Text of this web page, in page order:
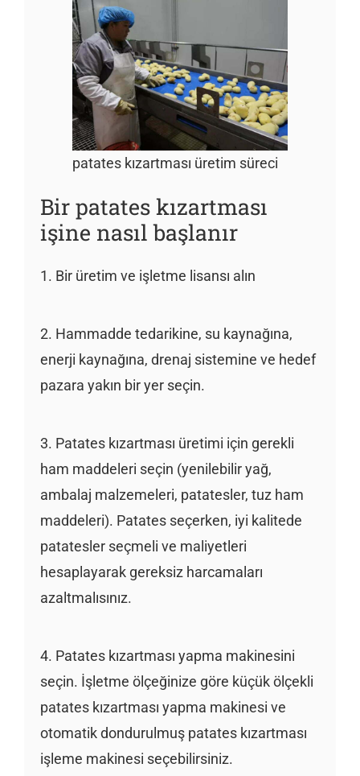
patates kızartması üretim süreci
Bir patates kızartması
işine nasıl başlanır
1. Bir üretim ve işletme lisansı alın
2. Hammadde tedarikine, su kaynağına,
enerji kaynağına, drenaj sistemine ve hedef
pazara yakın bir yer seçin.
3. Patates kızartması üretimi için gerekli
ham maddeleri seçin (yenilebilir yağ,
ambalaj malzemeleri, patatesler, tuz ham
maddeleri). Patates seçerken, iyi kalitede
patatesler seçmeli ve maliyetleri
hesaplayarak gereksiz harcamaları
azaltmalısınız.
4. Patates kızartması yapma makinesini
seçin. İşletme ölçeğinize göre küçük ölçekli
patates kızartması yapma makinesi ve
otomatik dondurulmuş patates kızartması
işleme makinesi seçebilirsiniz.